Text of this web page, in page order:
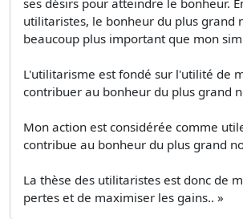
utilitaristes, le bonheur du plus grand
beaucoup plus important que mon
L'utilitarisme est fondé sur l'utilité de
contribuer au bonheur du plus grand
Mon action est considérée comme
contribue au bonheur du plus grand
La thèse des utilitaristes est donc de
pertes et de maximiser les gains.. »